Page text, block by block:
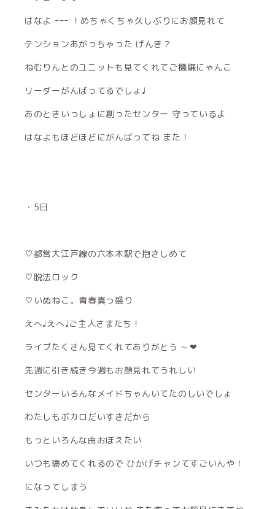
はなよ ｰｰｰ ！めちゃくちゃ久しぶりにお顔見れて
テンションあがっちゃった げんき？
ねむりんとのユニットも見てくれてご機嫌にゃんこ
リーダーがんばってるでしょ♩
あのときいっしょに創ったセンター 守っているよ
はなよもほどほどにがんばってね また！
・5日
♡都営大江戸線の六本木駅で抱きしめて
♡脱法ロック
♡いぬねこ。青春真っ盛り
えへ♩えへ♩ご主人さまたち！
ライブたくさん見てくれてありがとう ~ ❤︎
先週に引き続き今週もお顔見れてうれしい
センターいろんなメイドちゃんいてたのしいでしょ
わたしもボカロだいすきだから
もっといろんな曲おぼえたい
いつも褒めてくれるので ひかげチャンてすごいんや！
になってしまう